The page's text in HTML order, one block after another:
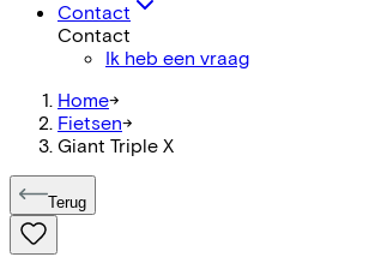
Contact
Contact
Ik heb een vraag
Home->
Fietsen->
Giant Triple X
Terug